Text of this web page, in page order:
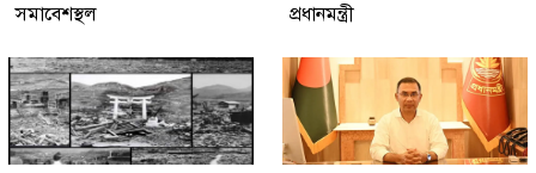
সমাবেশস্থল
প্রধানমন্ত্রী